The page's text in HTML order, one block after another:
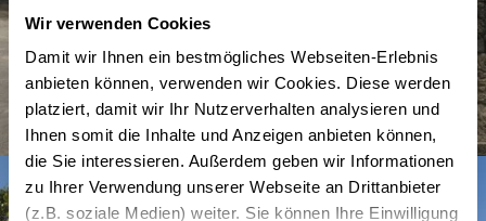
Wir verwenden Cookies
Damit wir Ihnen ein bestmögliches Webseiten-Erlebnis
anbieten können, verwenden wir Cookies. Diese werden
platziert, damit wir Ihr Nutzerverhalten analysieren und
Ihnen somit die Inhalte und Anzeigen anbieten können,
die Sie interessieren. Außerdem geben wir Informationen
zu Ihrer Verwendung unserer Webseite an Drittanbieter
(z.B. soziale Medien) weiter. Sie können Ihre Einwilligung